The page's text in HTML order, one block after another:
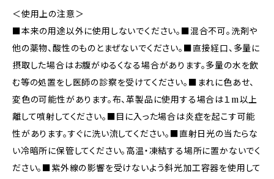
＜使用上の注意＞
■本来の用途以外に使用しないでください。■混合不可。洗剤や
他の薬物、酸性のものとまぜないでください。■直接経口、多量に
摂取した場合はお腹がゆるくなる場合があります。多量の水を飲
む等の処置をし医師の診察を受けてください。■まれに色あせ、
変色の可能性があります。布、革製品に使用する場合は１m以上
離して噴射してください。■目に入った場合は炎症を起こす可能
性があります。すぐに洗い流してください。■直射日光の当たらな
い冷暗所に保管してください。高温・凍結する場所に置かないでく
ださい。■紫外線の影響を受けないよう斜光加工容器を使用して